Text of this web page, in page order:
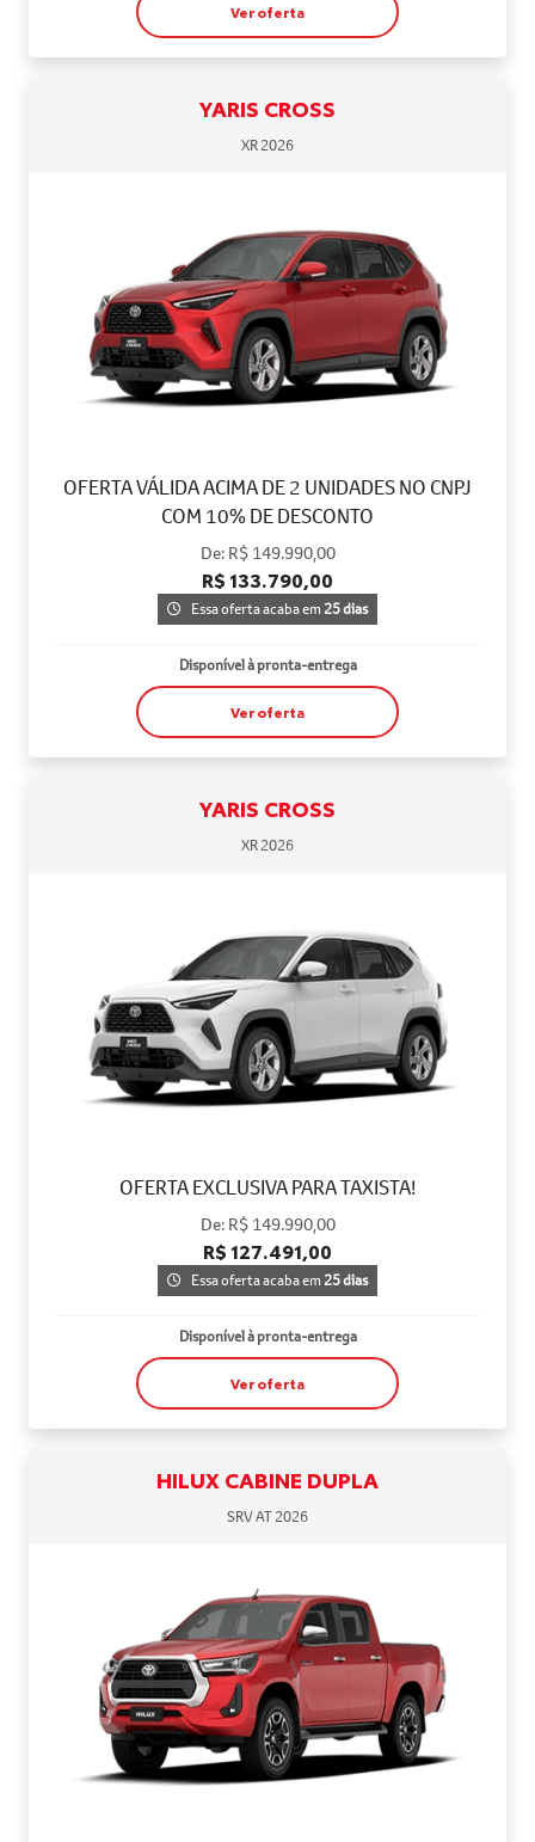
Ver oferta
YARIS CROSS
XR 2026
OFERTA VÁLIDA ACIMA DE 2 UNIDADES NO CNPJ
COM 10% DE DESCONTO
De: R$ 149.990,00
R$ 133.790,00
Essa oferta acaba em25 dias
Disponível à pronta-entrega
Ver oferta
YARIS CROSS
XR 2026
OFERTA EXCLUSIVA PARA TAXISTA!
De: R$ 149.990,00
R$ 127.491,00
Essa oferta acaba em25 dias
Disponível à pronta-entrega
Ver oferta
HILUX CABINE DUPLA
SRV AT 2026